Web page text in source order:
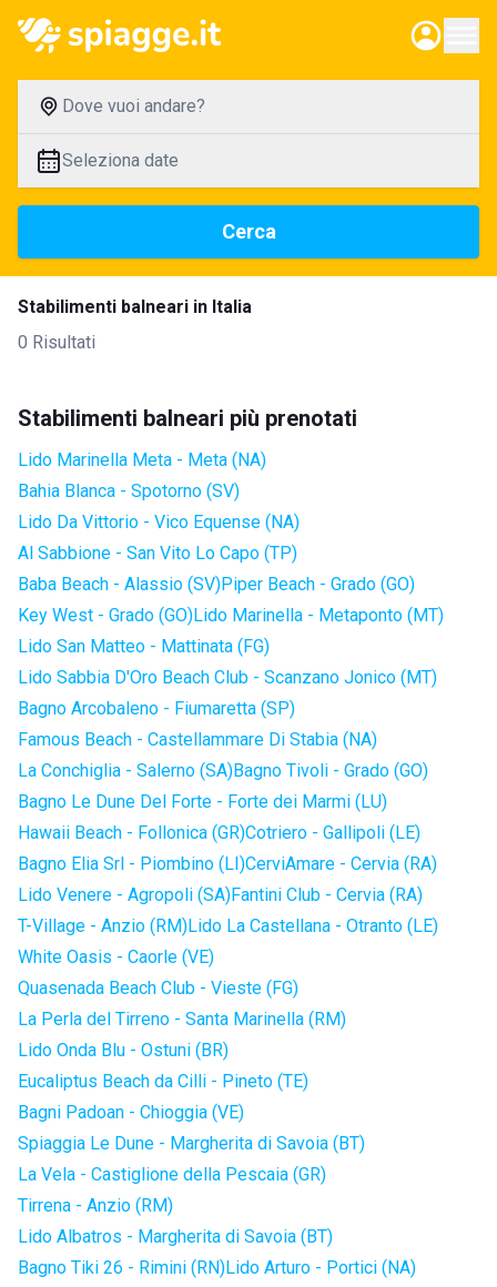
Dove vuoi andare?
Seleziona date
Cerca
Stabilimenti balneari in Italia
0 Risultati
Stabilimenti balneari più prenotati
Lido Marinella Meta - Meta (NA)
Bahia Blanca - Spotorno (SV)
Lido Da Vittorio - Vico Equense (NA)
Al Sabbione - San Vito Lo Capo (TP)
Baba Beach - Alassio (SV)Piper Beach - Grado (GO)
Key West - Grado (GO)Lido Marinella - Metaponto (MT)
Lido San Matteo - Mattinata (FG)
Lido Sabbia D'Oro Beach Club - Scanzano Jonico (MT)
Bagno Arcobaleno - Fiumaretta (SP)
Famous Beach - Castellammare Di Stabia (NA)
La Conchiglia - Salerno (SA)Bagno Tivoli - Grado (GO)
Bagno Le Dune Del Forte - Forte dei Marmi (LU)
Hawaii Beach - Follonica (GR)Cotriero - Gallipoli (LE)
Bagno Elia Srl - Piombino (LI)CerviAmare - Cervia (RA)
Lido Venere - Agropoli (SA)Fantini Club - Cervia (RA)
T-Village - Anzio (RM)Lido La Castellana - Otranto (LE)
White Oasis - Caorle (VE)
Quasenada Beach Club - Vieste (FG)
La Perla del Tirreno - Santa Marinella (RM)
Lido Onda Blu - Ostuni (BR)
Eucaliptus Beach da Cilli - Pineto (TE)
Bagni Padoan - Chioggia (VE)
Spiaggia Le Dune - Margherita di Savoia (BT)
La Vela - Castiglione della Pescaia (GR)
Tirrena - Anzio (RM)
Lido Albatros - Margherita di Savoia (BT)
Bagno Tiki 26 - Rimini (RN)Lido Arturo - Portici (NA)